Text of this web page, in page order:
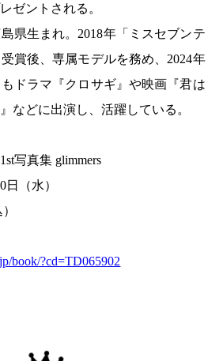
ゼントされる。
県生まれ。2018年「ミスセブンテ
賞後、専属モデルを務め、2024年
ドラマ『クロサギ』や映画『君は
などに出演し、活躍している。
写真集 glimmers
日（水）
book/?cd=TD065902